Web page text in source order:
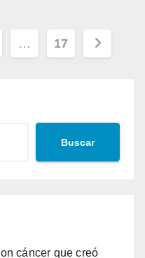
… 17
Buscar
cáncer que creó